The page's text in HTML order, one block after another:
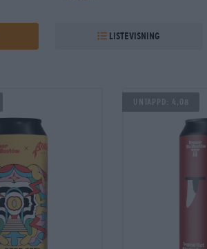
Listevisning
Untappd: 4,08